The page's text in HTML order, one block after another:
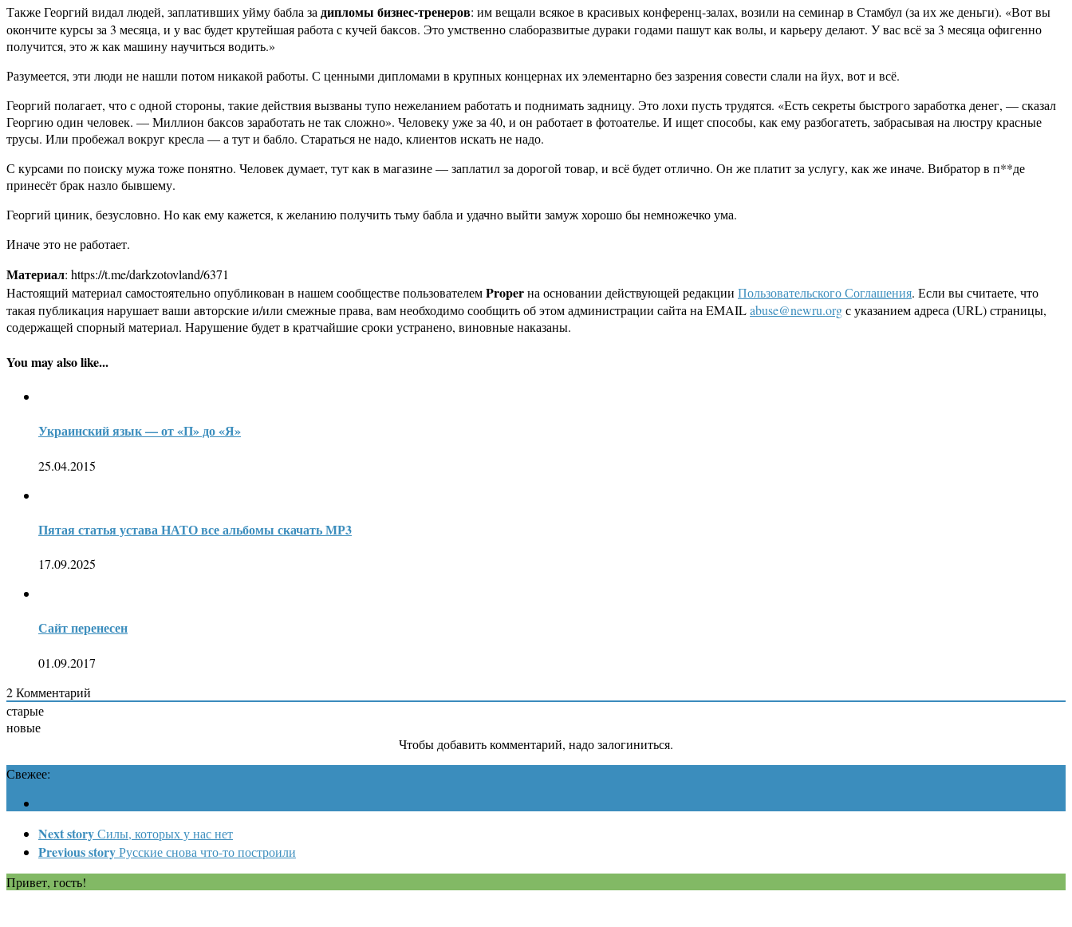
Также Георгий видал людей, заплативших уйму бабла задипломы бизнес-тренеров: им вещали всякое в красивых конференц-залах, возили на семинар в Стамбул (за их же деньги). «Вот вы
окончите курсы за 3 месяца, и у вас будет крутейшая работа с кучей баксов. Это умственно слаборазвитые дураки годами пашут как волы, и карьеру делают. У вас всё за 3 месяца офигенно
получится, это ж как машину научиться водить.»
Разумеется, эти люди не нашли потом никакой работы. С ценными дипломами в крупных концернах их элементарно без зазрения совести слали на йух, вот и всё.
Георгий полагает, что с одной стороны, такие действия вызваны тупо нежеланием работать и поднимать задницу. Это лохи пусть трудятся. «Есть секреты быстрого заработка денег, — сказал
Георгию один человек. — Миллион баксов заработать не так сложно». Человеку уже за 40, и он работает в фотоателье. И ищет способы, как ему разбогатеть, забрасывая на люстру красные
трусы. Или пробежал вокруг кресла — а тут и бабло. Стараться не надо, клиентов искать не надо.
С курсами по поиску мужа тоже понятно. Человек думает, тут как в магазине — заплатил за дорогой товар, и всё будет отлично. Он же платит за услугу, как же иначе. Вибратор в п**де
принесёт брак назло бывшему.
Георгий циник, безусловно. Но как ему кажется, к желанию получить тьму бабла и удачно выйти замуж хорошо бы немножечко ума.
Иначе это не работает.
Материал: https://t.me/darkzotovland/6371
Настоящий материал самостоятельно опубликован в нашем сообществе пользователемProperна основании действующей редакции Пользовательского Соглашения. Если вы считаете, что
такая публикация нарушает ваши авторские и/или смежные права, вам необходимо сообщить об этом администрации сайта на EMAILabuse@newru.orgс указанием адреса (URL) страницы,
содержащей спорный материал. Нарушение будет в кратчайшие сроки устранено, виновные наказаны.
You may also like...
Украинский язык — от «П» до «Я»
25.04.2015
Пятая статья устава НАТО все альбомы скачать МР3
17.09.2025
Сайт перенесен
01.09.2017
2Комментарий
старые
новые
Чтобы добавить комментарий, надо залогиниться.
Свежее:
Next storyСилы, которых у нас нет
Previous storyРусские снова что-то построили
Привет, гость!